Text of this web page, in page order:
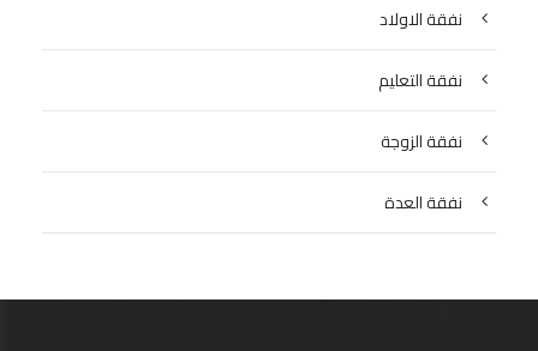
نفقة الاولاد
نفقة التعليم
نفقة الزوجة
نفقة العدة